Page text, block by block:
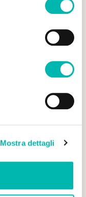
Mostra dettagli